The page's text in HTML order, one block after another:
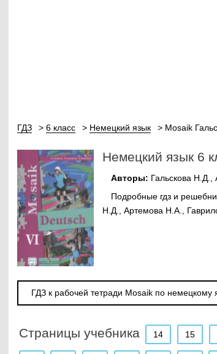
ГДЗ 6 класс Немецкий язык Mosaik
Немецкий язык 6
Авторы: Гальскова Н.Д.,
Подробные гдз и
Н.Д., Артемова Н.А.,
ГДЗ к рабочей тетради Mosaik по
Страницы учебника 14 15